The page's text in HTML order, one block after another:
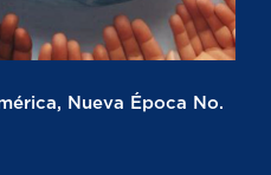
Nueva Época No.